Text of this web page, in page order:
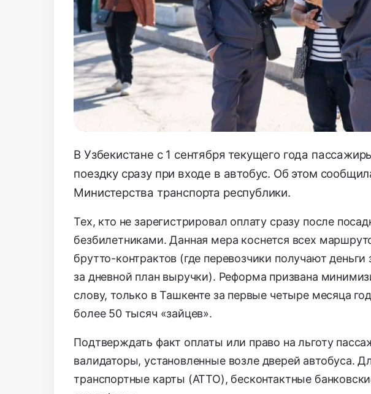
В Узбекистане с 1 сентября текущего года
поездку сразу при входе в автобус. Об этом
Министерства транспорта республики.
Тех, кто не зарегистрировал оплату сразу после
безбилетниками. Данная мера коснется всех
брутто-контрактов (где перевозчики получают
за дневной план выручки). Реформа призвана
слову, только в Ташкенте за первые четыре месяца
более 50 тысяч «зайцев».
Подтверждать факт оплаты или право на льготу
валидаторы, установленные возле дверей автобуса.
транспортные карты (ATTO), бесконтактные